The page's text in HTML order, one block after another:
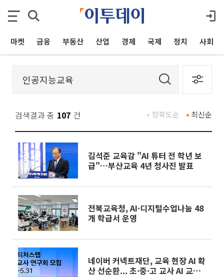
마켓 금융 부동산 산업 경제 국제 정치 사회
검색결과 총 107 건 최신순
정확도순
김석준 교육감 "AI 튜터 전 학년 보
급"…부산교육 4년 청사진 발표
전북교육청, AI·디지털수업나눔 48
개 학급서 운영
네이버 커넥트재단, 교육 현장 AI 확
산 선순환... 초·중·고 교사 AI 교육